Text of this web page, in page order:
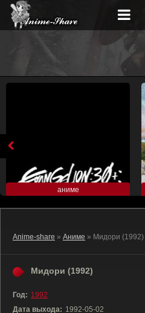
аниме
Anime-share » Аниме » Мидори (1992)
Мидори (1992)
Год: 1992
Дата выхода: 1992-05-02